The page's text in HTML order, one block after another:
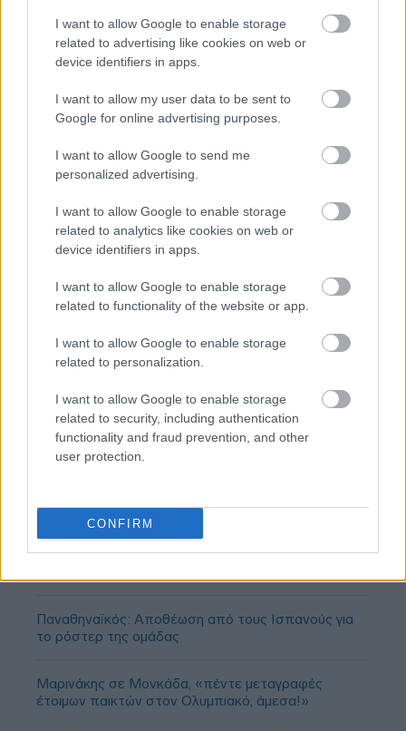
I want to allow Google to enable storage
related to advertising like cookies on web or
device identifiers in apps.
I want to allow my user data to be sent to
Google for online advertising purposes.
I want to allow Google to send me
personalized advertising.
I want to allow Google to enable storage
related to analytics like cookies on web or
device identifiers in apps.
I want to allow Google to enable storage
related to functionality of the website or app.
I want to allow Google to enable storage
related to personalization.
I want to allow Google to enable storage
related to security, including authentication
functionality and fraud prevention, and other
user protection.
CONFIRM
TAGS: ΗΠΑ
«Πέθανε ο πατέρας του Μέσι»: Αναμένεται η
Παναθηναϊκός: Αποθέωση από τους Ισπανούς για
το ρόστερ της ομάδας
Μαρινάκης σε Μονκάδα, «πέντε μεταγραφές
έτοιμων παικτών στον Ολυμπιακό, άμεσα!»